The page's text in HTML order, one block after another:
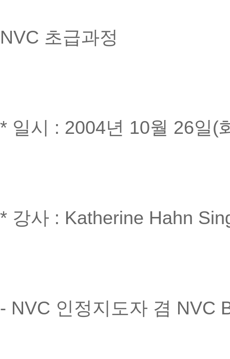
NVC 초급과정
* 일시 : 2004년 10월 26일(
* 강사 : Katherine Hahn
- NVC 인정지도자 겸 NVC